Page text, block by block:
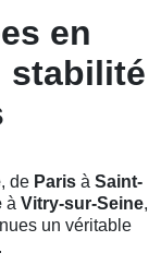
en
stabilité
, de Paris à Saint-
à Vitry-sur-Seine,
un véritable
.